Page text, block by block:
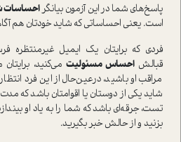
پاسخ‌های شما در این آزمون بیانگراحساسات
است. یعنی احساساتی که شاید خودتان هم
فردی که برایتان یک ایمیل
قبالش احساس مسئولیت می‌کنید،
مراقب او باشید، درعین‌حال از این فرد
شاید یکی از دوستان یا اقوامتان باشد که
تست، جرقه‌ای باشد که شما را به یاد او
بزنید و از حالش خبر بگیرید.